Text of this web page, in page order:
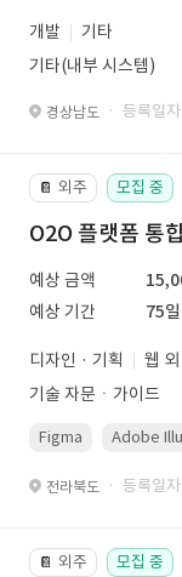
개발
기타
기타(내부 시스템)
경상남도 · 등록일
📔 외주 모집 중
O2O 플랫폼 통
예상 금액
예상 기간
75일
디자인 · 기획
웹
기술 자문ㆍ가이드
Figma Adobe
전라북도 · 등록일
📔 외주 모집 중